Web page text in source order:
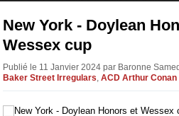
New York - Doylean
Wessex cup
Publié le 11 Janvier 2024 par Baronne
Baker Street Irregulars, ACD Arthur